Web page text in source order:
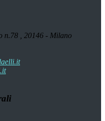
n.78 , 20146 - Milano